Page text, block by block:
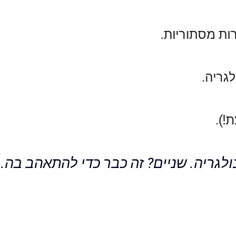
מסתוריות.
שניים? זה כבר כדי להתאהב בה.